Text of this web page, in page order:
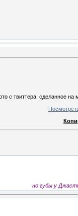
с твиттера, сделанное на
но губы у